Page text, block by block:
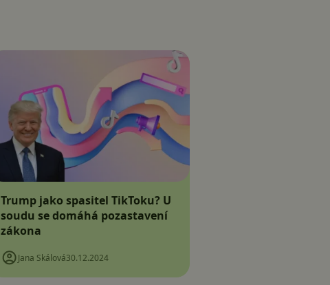
Trump jako spasitel TikToku? U
soudu se domáhá pozastavení
zákona
Jana Skálová30.12.2024